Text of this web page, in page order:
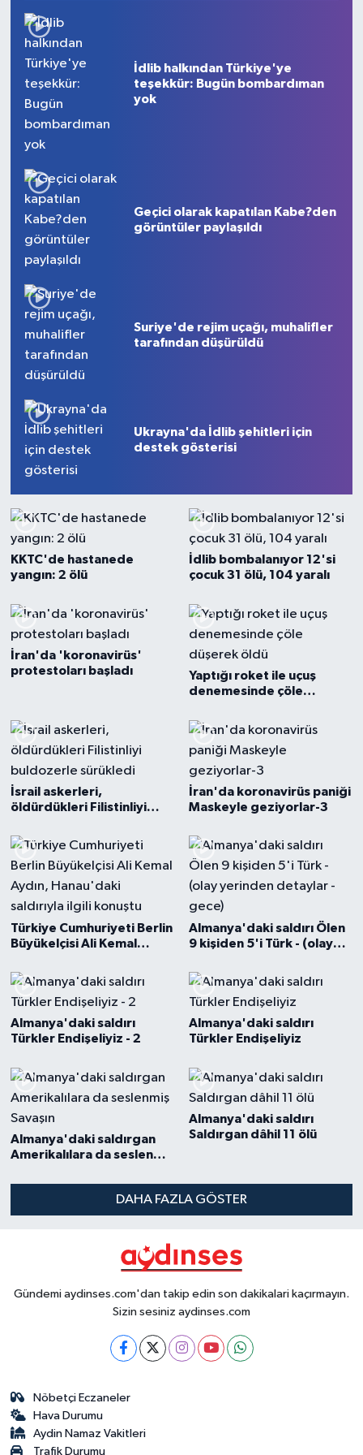
İdlib halkından Türkiye'ye
teşekkür: Bugün bombardıman
yok
Geçici olarak kapatılan Kabe?den
görüntüler paylaşıldı
Suriye'de rejim uçağı, muhalifler
tarafından düşürüldü
Ukrayna'da İdlib şehitleri için
destek gösterisi
KKTC'de hastanede
yangın: 2 ölü
İdlib bombalanıyor 12'si
çocuk 31 ölü, 104 yaralı
İran'da 'koronavirüs'
protestoları başladı
Yaptığı roket ile uçuş
denemesinde çöle
İsrail askerleri,
öldürdükleri Filistinliyi
İran'da koronavirüs paniği
Maskeyle geziyorlar-3
Türkiye Cumhuriyeti Berlin
Büyükelçisi Ali Kemal
saldırıyla ilgili konuştu
Almanya'daki saldırı Ölen
9 kişiden 5'i Türk - (olay
Almanya'daki saldırı
Türkler Endişeliyiz - 2
Almanya'daki saldırı
Türkler Endişeliyiz
Almanya'daki saldırgan
Amerikalılara da seslenmiş
Almanya'daki saldırı
Saldırgan dâhil 11 ölü
DAHA FAZLA GÖSTER
Gündemi aydinses.com'dan takip edin son dakikalari kaçırmayın.
Sizin sesiniz aydinses.com
Nöbetçi Eczaneler
Hava Durumu
Aydin Namaz Vakitleri
Trafik Durumu